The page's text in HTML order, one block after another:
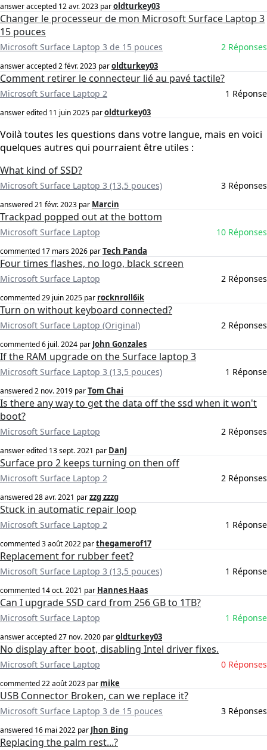
answer accepted 12 avr. 2023 paroldturkey03
Changer le processeur de mon Microsoft Surface Laptop 3
15 pouces
Microsoft Surface Laptop 3 de 15 pouces 2 Réponses
answer accepted2 févr. 2023 paroldturkey03
Comment retirer le connecteur lié au pavé tactile?
Microsoft Surface Laptop 2 1 Réponse
answer edited 11 juin 2025 paroldturkey03
Voilà toutes les questions dans votre langue, mais en voici
quelques autres qui pourraient être utiles :
What kind of SSD?
Microsoft Surface Laptop 3 (13,5 pouces) 3 Réponses
answered21 févr. 2023 par Marcin
Trackpad popped out at the bottom
Microsoft Surface Laptop 10 Réponses
commented 17 mars 2026 parTech Panda
Four times flashes, no logo, black screen
Microsoft Surface Laptop 2 Réponses
commented29 juin 2025 par rocknroll6ik
Turn on without keyboard connected?
Microsoft Surface Laptop (Original) 2 Réponses
commented6 juil. 2024 par John Gonzales
If the RAM upgrade on the Surface laptop 3
Microsoft Surface Laptop 3 (13,5 pouces) 1 Réponse
answered2 nov. 2019 parTom Chai
Is there any way to get the data off the ssd when it won't
boot?
Microsoft Surface Laptop 2 Réponses
answer edited 13 sept. 2021 par DanJ
Surface pro 2 keeps turning on then off
Microsoft Surface Laptop 2 2 Réponses
answered28 avr. 2021 parzzg zzzg
Stuck in automatic repair loop
Microsoft Surface Laptop 2 1 Réponse
commented3 août 2022 parthegamerof17
Replacement for rubber feet?
Microsoft Surface Laptop 3 (13,5 pouces) 1 Réponse
commented 14 oct. 2021 par Hannes Haas
Can I upgrade SSD card from 256 GB to 1TB?
Microsoft Surface Laptop 1 Réponse
answer accepted27 nov. 2020 paroldturkey03
No display after boot, disabling Intel driver fixes.
Microsoft Surface Laptop 0 Réponses
commented22 août 2023 par mike
USB Connector Broken, can we replace it?
Microsoft Surface Laptop 3 de 15 pouces 3 Réponses
answered 16 mai 2022 par Jhon Bing
Replacing the palm rest...?